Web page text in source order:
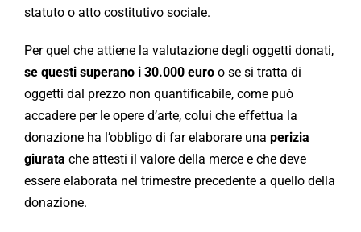
statuto o atto costitutivo sociale.
Per quel che attiene la valutazione degli oggetti donati,
se questi superano i 30.000 euroo se si tratta di
oggetti dal prezzo non quantificabile, come può
accadere per le opere d’arte, colui che effettua la
donazione ha l’obbligo di far elaborare una perizia
giurata che attesti il valore della merce e che deve
essere elaborata nel trimestre precedente a quello della
donazione.